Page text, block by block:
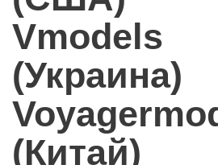
Vmodels
(Украина)
(Китай)